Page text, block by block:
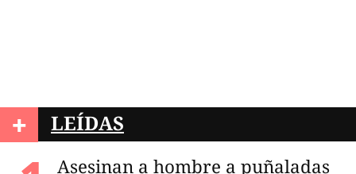
+ LEÍDAS
Asesinan a hombre a puñaladas